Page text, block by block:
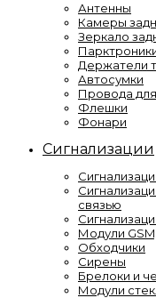
Антенны
Камеры
Зеркало
Держатели
Автосумки
Провода
Флешки
Фонари
Сигнализации
связью
Модули
Обходчики
Сирены
Брелоки и
Модули